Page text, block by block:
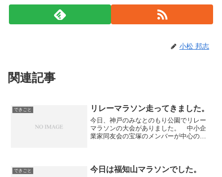
小松 邦志
関連記事
できごと リレーマラソン走ってきました。
今日、神戸のみなとのもり公園でリレー
マラソンの大会がありました。 中小企
業家同友会の宝塚のメンバーが中心の
す。 立派な記録...
できごと 今日は福知山マラソンでした。